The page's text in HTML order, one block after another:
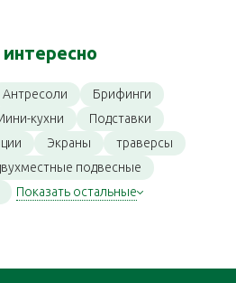
Антресоли
Брифинги
кухни
Подставки
Экраны
траверсы
подвесные
Показать остальные